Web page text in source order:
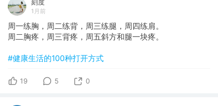
刻度
1月前
周一练胸，周二练背，周三练腿，周四练肩。
周二胸疼，周三背疼，周五斜方和腿一块疼。
#健康生活的100种打开方式
19 5 0